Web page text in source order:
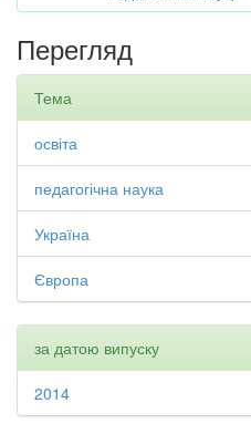
Перегляд
Тема
освіта
педагогічна наука
Україна
Європа
за датою випуску
2014